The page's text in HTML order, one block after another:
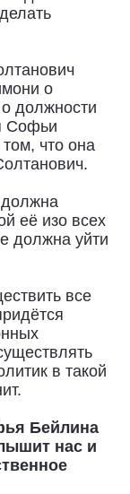
о
должности
Софьи
что она
её изо всех
должна уйти
все
в такой
Бейлина
нас и